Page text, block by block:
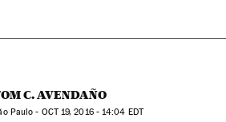
C. AVENDAÑO
Paulo - OCT19, 2016 - 14:04 EDT